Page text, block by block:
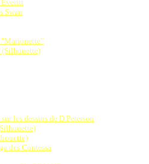
Everitt
Swan
"Marionette"
(Silhouette)
les dessins de D.Peterson
des Contessa